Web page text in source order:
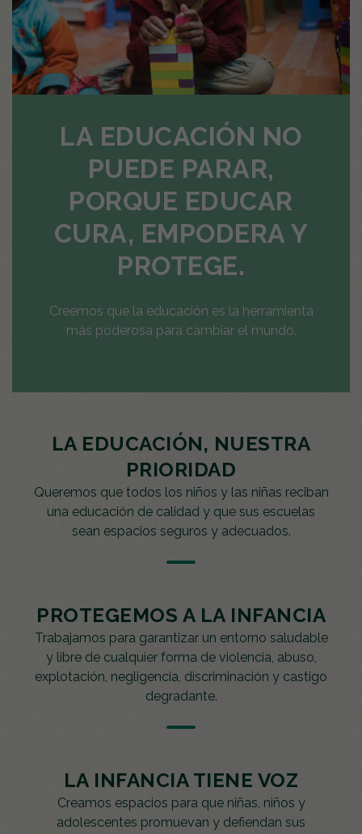
LA EDUCACIÓN NO
PUEDE PARAR,
PORQUE EDUCAR
CURA, EMPODERA Y
PROTEGE.
Creemos que la educación es la herramienta
más poderosa para cambiar el mundo.
LA EDUCACIÓN, NUESTRA
PRIORIDAD
Queremos que todos los niños y las niñas reciban
una educación de calidad y que sus escuelas
sean espacios seguros y adecuados.
PROTEGEMOS A LA INFANCIA
Trabajamos para garantizar un entorno saludable
y libre de cualquier forma de violencia, abuso,
explotación, negligencia, discriminación y castigo
degradante.
LA INFANCIA TIENE VOZ
Creamos espacios para que niñas, niños y
adolescentes promuevan y defiendan sus